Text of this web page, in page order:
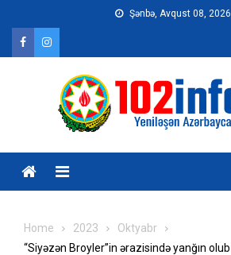
content
Şənbə, Avqust 08, 2026
Home 2023
Oktyabr
“Siyəzən Broyler”in ərazisində yanğın olub